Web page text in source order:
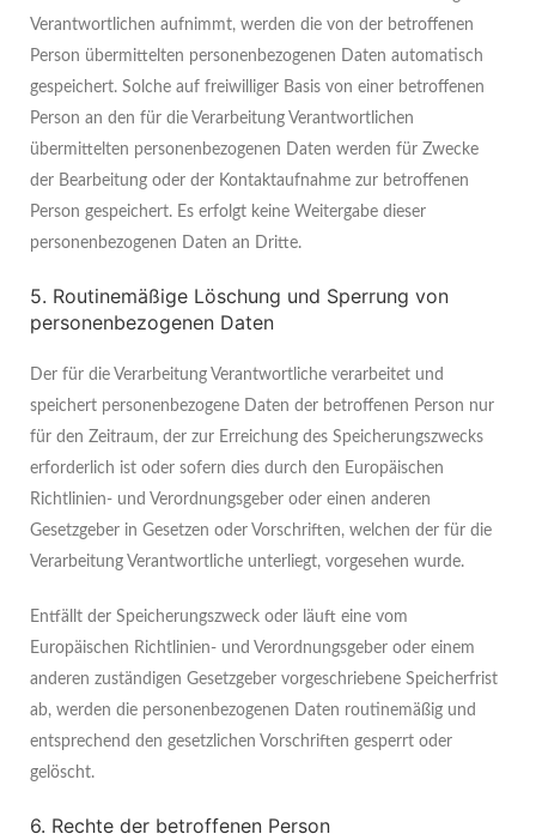
Verantwortlichen aufnimmt, werden die von der betroffenen
Person übermittelten personenbezogenen Daten automatisch
gespeichert. Solche auf freiwilliger Basis von einer betroffenen
Person an den für die Verarbeitung Verantwortlichen
übermittelten personenbezogenen Daten werden für Zwecke
der Bearbeitung oder der Kontaktaufnahme zur betroffenen
Person gespeichert. Es erfolgt keine Weitergabe dieser
personenbezogenen Daten an Dritte.
5. Routinemäßige Löschung und Sperrung von
personenbezogenen Daten
Der für die Verarbeitung Verantwortliche verarbeitet und
speichert personenbezogene Daten der betroffenen Person nur
für den Zeitraum, der zur Erreichung des Speicherungszwecks
erforderlich ist oder sofern dies durch den Europäischen
Richtlinien- und Verordnungsgeber oder einen anderen
Gesetzgeber in Gesetzen oder Vorschriften, welchen der für die
Verarbeitung Verantwortliche unterliegt, vorgesehen wurde.
Entfällt der Speicherungszweck oder läuft eine vom
Europäischen Richtlinien- und Verordnungsgeber oder einem
anderen zuständigen Gesetzgeber vorgeschriebene Speicherfrist
ab, werden die personenbezogenen Daten routinemäßig und
entsprechend den gesetzlichen Vorschriften gesperrt oder
gelöscht.
6. Rechte der betroffenen Person